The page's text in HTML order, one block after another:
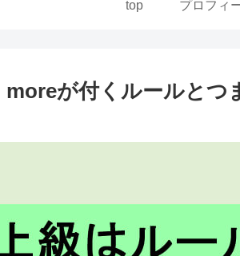
top プロフィ
moreが付くルールとつ